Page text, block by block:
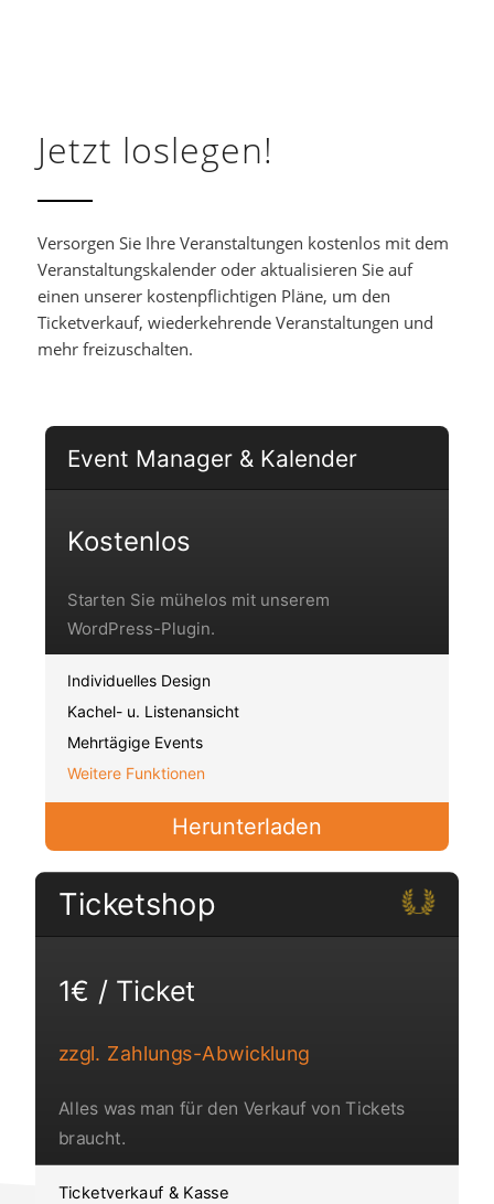
Jetzt loslegen!
Versorgen Sie Ihre Veranstaltungen kostenlos mit dem
Veranstaltungskalender oder aktualisieren Sie auf
einen unserer kostenpflichtigen Pläne, um den
Ticketverkauf, wiederkehrende Veranstaltungen und
mehr freizuschalten.
Event Manager & Kalender
Kostenlos
Starten Sie mühelos mit unserem
WordPress-Plugin.
Individuelles Design
Kachel- u. Listenansicht
Mehrtägige Events
Weitere Funktionen
Herunterladen
Ticketshop
1€ / Ticket
zzgl. Zahlungs-Abwicklung
Alles was man für den Verkauf von Tickets
braucht.
Ticketverkauf & Kasse